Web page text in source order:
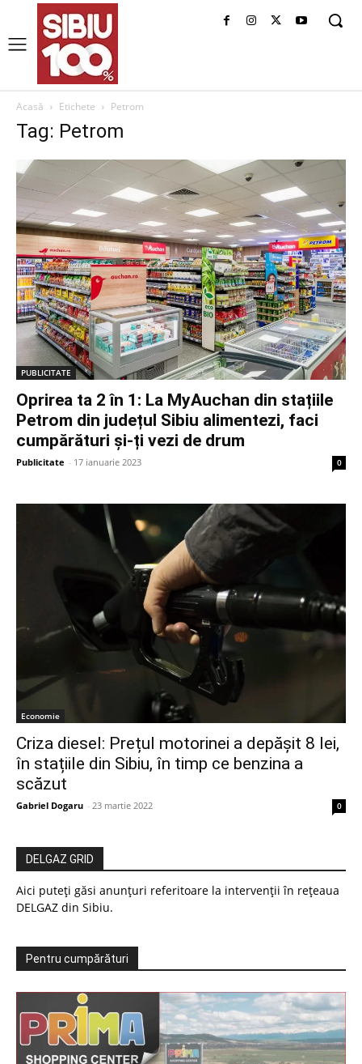
Acasă Etichete Petrom
Tag: Petrom
PUBLICITATE
Oprirea ta 2 în 1: La MyAuchan din stațiile
Petrom din județul Sibiu alimentezi, faci
cumpărături și-ți vezi de drum
Publicitate - 17 ianuarie 2023 0
Economie
Criza diesel: Prețul motorinei a depășit 8 lei,
în stațiile din Sibiu, în timp ce benzina a
scăzut
Gabriel Dogaru - 23 martie 2022 0
DELGAZ GRID
Aici puteți găsi anunțuri referitoare la intervenții în rețeaua
DELGAZ din Sibiu.
Pentru cumpărături